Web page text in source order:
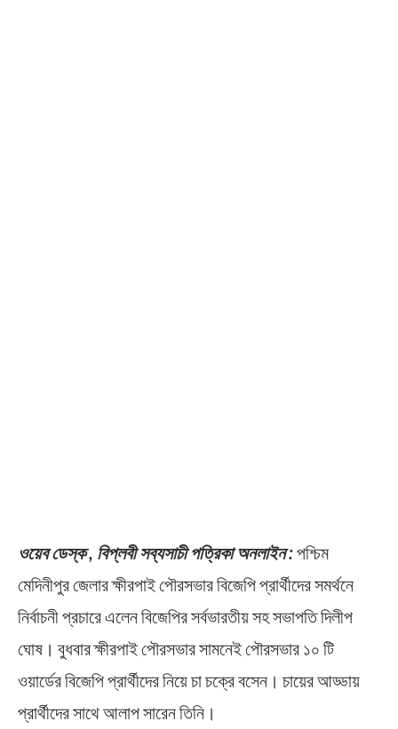
ওয়েব ডেস্ক , বিপ্লবী সব্যসাচী পত্রিকা অনলাইন :পশ্চিম
মেদিনীপুর জেলার ক্ষীরপাই পৌরসভার বিজেপি প্রার্থীদের সমর্থনে
নির্বাচনী প্রচারে এলেন বিজেপির সর্বভারতীয় সহ সভাপতি দিলীপ
ঘোষ। বুধবার ক্ষীরপাই পৌরসভার সামনেই পৌরসভার ১০ টি
ওয়ার্ডের বিজেপি প্রার্থীদের নিয়ে চা চক্রে বসেন। চায়ের আড্ডায়
প্রার্থীদের সাথে আলাপ সারেন তিনি।